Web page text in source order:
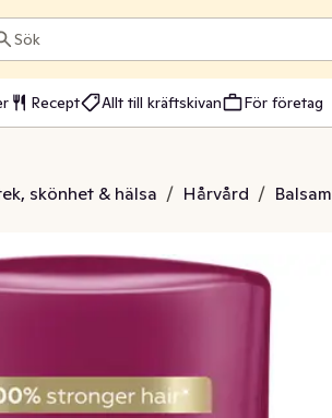
Recept Allt till kräftskivan För företag
skönhet & hälsa / Hårvård / Balsam